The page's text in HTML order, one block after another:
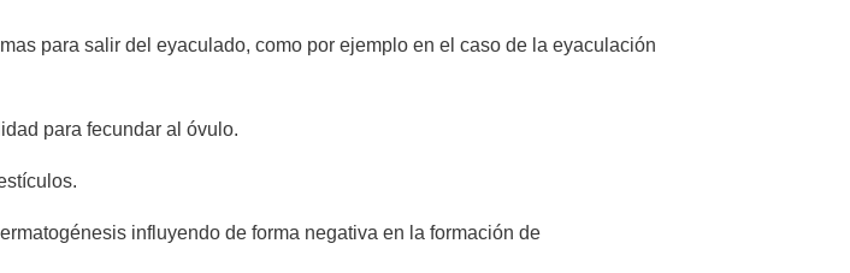
para salir del eyaculado, como por ejemplo en el caso de la eyaculación
para fecundar al óvulo.
influyendo de forma negativa en la formación de